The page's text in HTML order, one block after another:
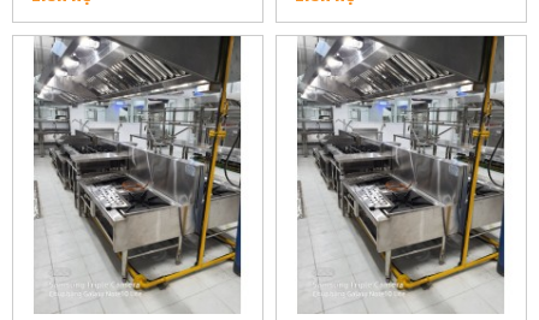
02838304030
02838304030